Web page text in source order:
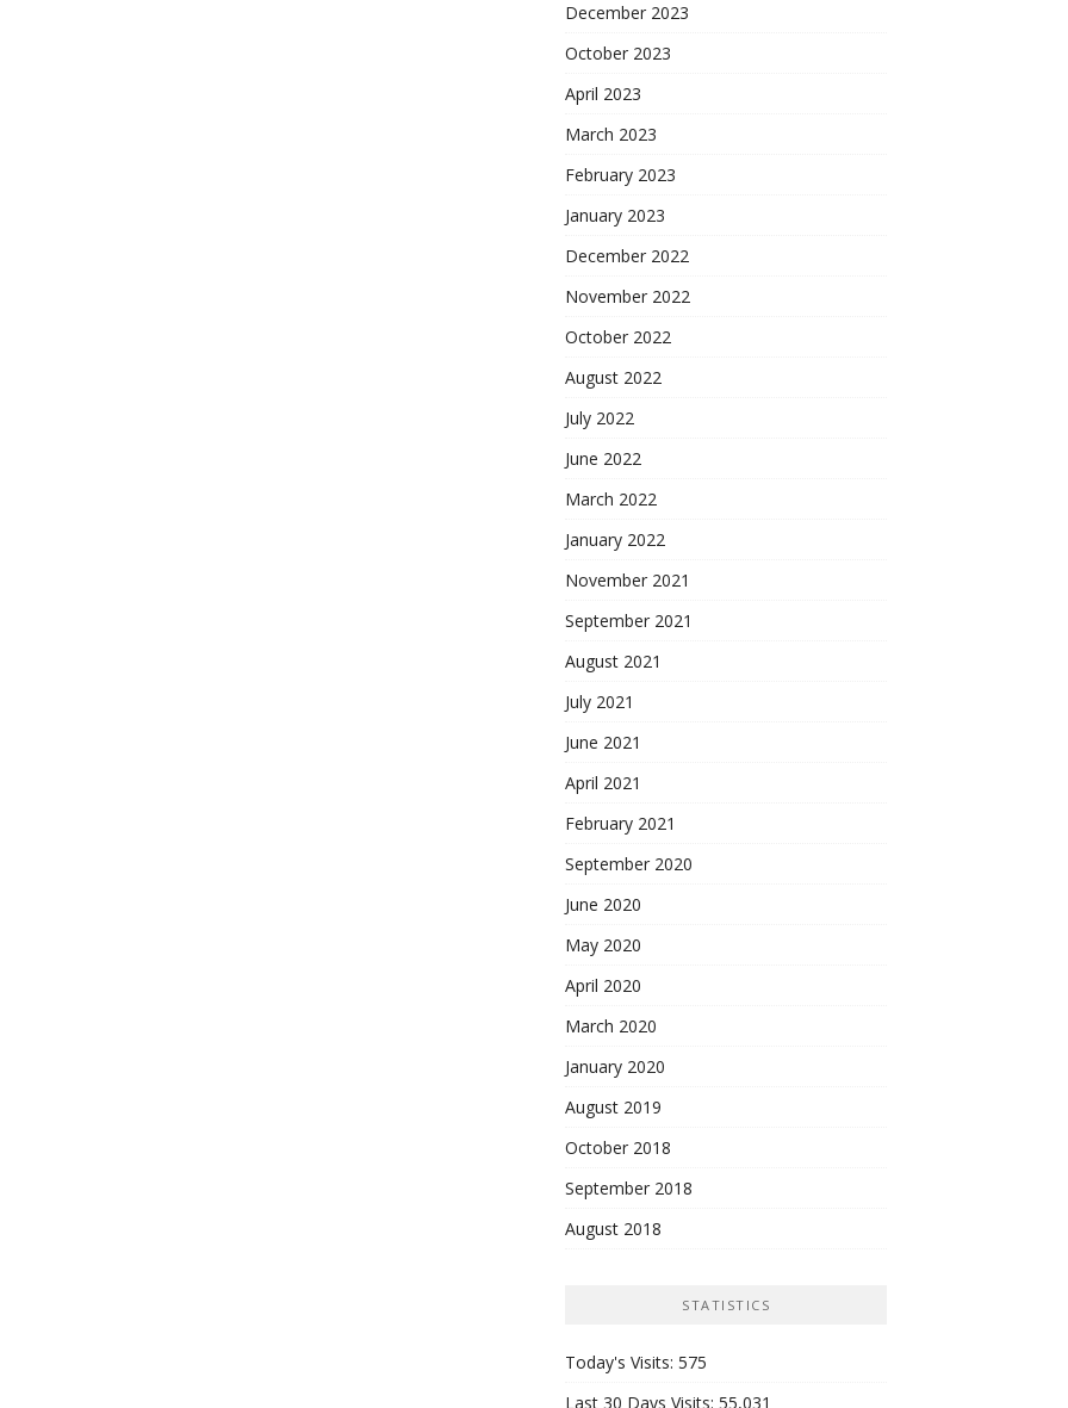
December 2023
October 2023
April 2023
March 2023
February 2023
January 2023
December 2022
November 2022
October 2022
August 2022
July 2022
June 2022
March 2022
January 2022
November 2021
September 2021
August 2021
July 2021
June 2021
April 2021
February 2021
September 2020
June 2020
May 2020
April 2020
March 2020
January 2020
August 2019
October 2018
September 2018
August 2018
STATISTICS
Today's Visits: 575
Last 30 Days Visits: 55,031